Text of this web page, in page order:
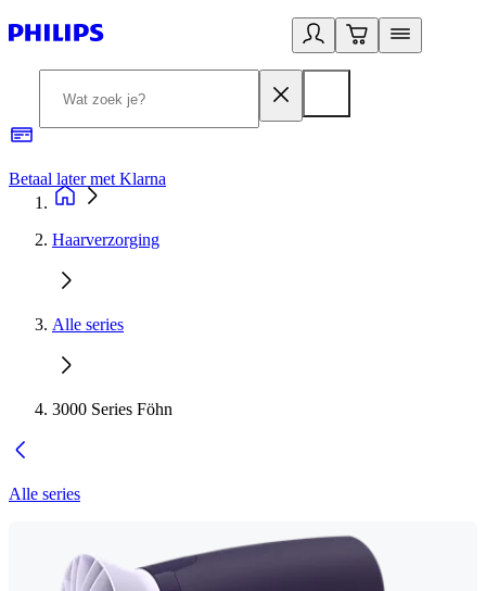
Betaal later met Klarna
Haarverzorging
Alle series
3000 Series Föhn
Alle series